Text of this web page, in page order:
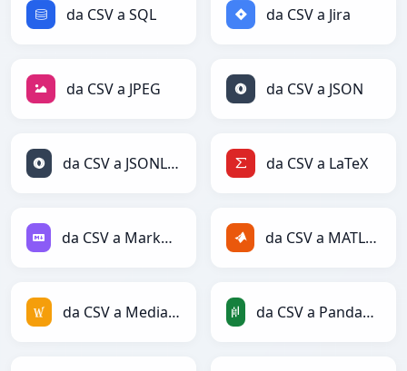
da CSV a SQL da CSV a Jira
da CSV a JPEG da CSV a JSON
da CSV a JSONLines da CSV a LaTeX
da CSV a Markdown da CSV a MATLAB
da CSV a MediaWiki da CSV a PandasDataFrame